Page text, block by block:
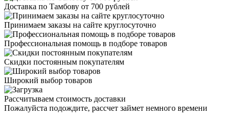
Доставка по Тамбову от 700 рублей
Принимаем заказы на сайте круглосуточно
Профессиональная помощь в подборе товаров
Скидки постоянным покупателям
Широкий выбор товаров
Рассчитываем стоимость доставки
Пожалуйста подождите, рассчет займет немного времени